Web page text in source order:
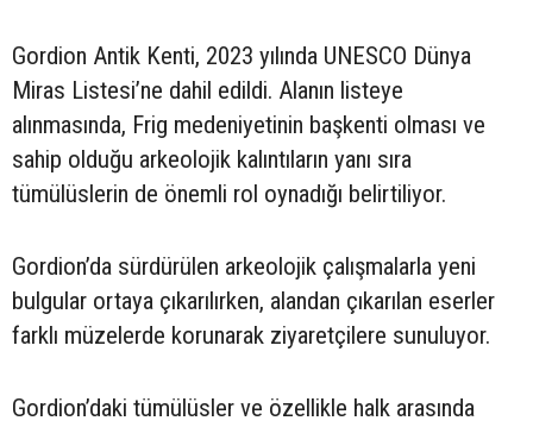
Gordion Antik Kenti, 2023 yılında UNESCO Dünya
Miras Listesi’ne dahil edildi. Alanın listeye
alınmasında, Frig medeniyetinin başkenti olması ve
sahip olduğu arkeolojik kalıntıların yanı sıra
tümülüslerin de önemli rol oynadığı belirtiliyor.
Gordion’da sürdürülen arkeolojik çalışmalarla yeni
bulgular ortaya çıkarılırken, alandan çıkarılan eserler
farklı müzelerde korunarak ziyaretçilere sunuluyor.
Gordion’daki tümülüsler ve özellikle halk arasında